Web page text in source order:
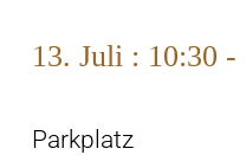
13. Juli : 10:30 -
Parkplatz